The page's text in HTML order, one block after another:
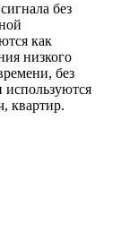
без
как
низкого
без
используются
квартир.